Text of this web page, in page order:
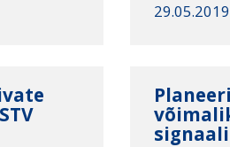
29.05.2019